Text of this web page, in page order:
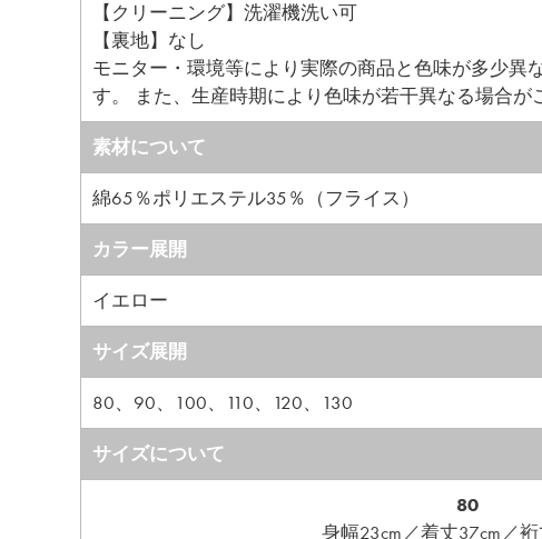
【クリーニング】洗濯機洗い可
【裏地】なし
モニター・環境等により実際の商品と色味が多少異
す。 また、生産時期により色味が若干異なる場合が
素材について
綿65％ポリエステル35％（フライス）
カラー展開
イエロー
サイズ展開
80、90、100、110、120、130
サイズについて
80
身幅23cm／着丈37cm／裄